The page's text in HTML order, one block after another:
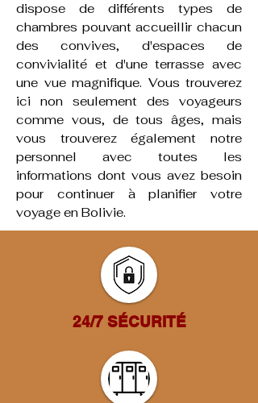
dispose de différents types de
chambres pouvant accueillir chacun
des convives, d'espaces de
convivialité et d'une terrasse avec
une vue magnifique. Vous trouverez
ici non seulement des voyageurs
comme vous, de tous âges, mais
vous trouverez également notre
personnel avec toutes les
informations dont vous avez besoin
pour continuer à planifier votre
voyage en Bolivie.
24/7 SÉCURITÉ